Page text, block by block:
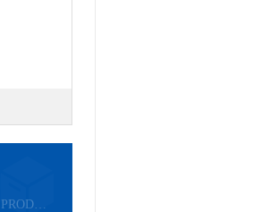
RECOMMENDED PRODUCTS